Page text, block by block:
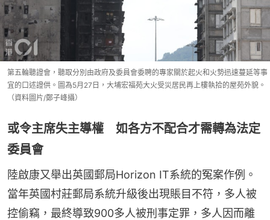
第五輪聽證會，聽取分別由政府及委員會委聘的專家關於起火和火勢迅速蔓延等事
宜的口述證供。圖為5月27日，大埔宏福苑大火受災居民再上樓執拾的屋苑外貌。
（資料圖片/鄭子峰攝）
或令主席失主導權 如各方不配合才需轉為法定
委員會
陸啟康又舉出英國郵局Horizon IT系統的冤案作例。
當年英國村莊郵局系統升級後出現賬目不符，多人被
控偷竊，最終導致900多人被刑事定罪，多人因而離